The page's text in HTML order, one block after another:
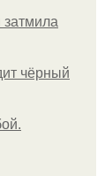
затмила
чёрный